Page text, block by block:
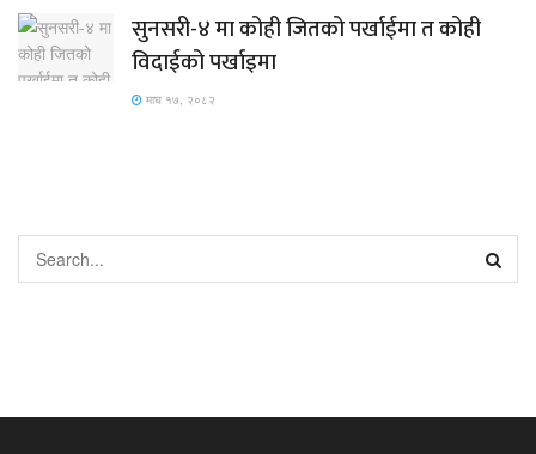
सुनसरी-४ मा कोही जितको पर्खाईमा त कोही
विदाईको पर्खाइमा
माघ १७, २०८२